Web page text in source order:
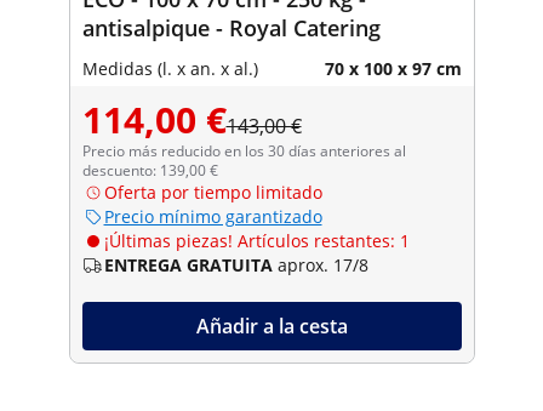
antisalpique - Royal Catering
Medidas (l. x an. x al.) 70 x 100 x 97 cm
114,00 €143,00 €
Precio más reducido en los 30 días anteriores al
descuento: 139,00 €
Oferta por tiempo limitado
Precio mínimo garantizado
¡Últimas piezas! Artículos restantes: 1
ENTREGA GRATUITA aprox. 17/8
Añadir a la cesta